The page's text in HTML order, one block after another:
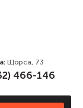
Щорса, 73
466-146